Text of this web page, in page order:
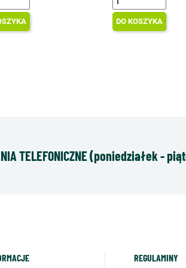
DO KOSZYKA
TELEFONICZNE (poniedziałek -
REGULAMINY